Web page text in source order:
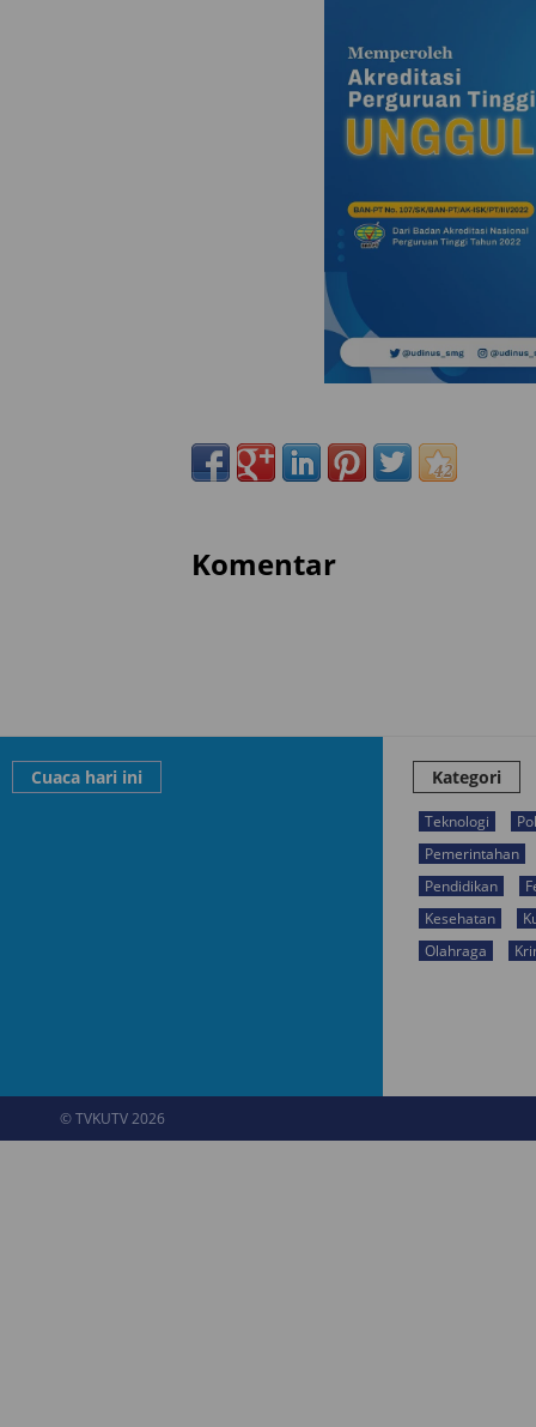
Komentar
Cuaca hari ini Kategori
Teknologi
Pemerintahan
Pendidikan
Kesehatan
Olahraga
© TVKUTV 2026